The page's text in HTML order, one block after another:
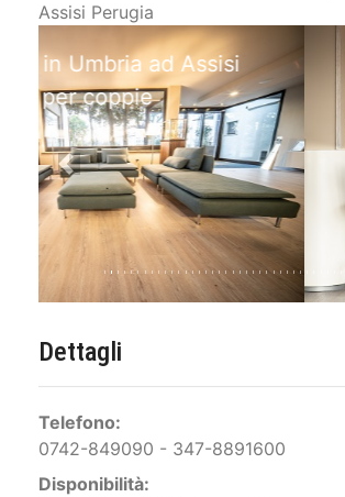
Assisi Perugia
Albergo in centro ad
per coppie
Previous
Dettagli
Telefono:
0742-849090 - 347-8891600
Disponibilità: